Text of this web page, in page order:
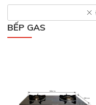
BẾP GAS